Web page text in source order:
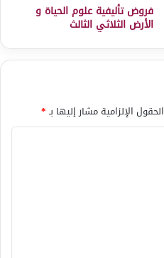
فروض تأليفية علوم الحياة و
الأرض الثلاثي الثالث
الحقول الإلزامية مشار إليها بـ*